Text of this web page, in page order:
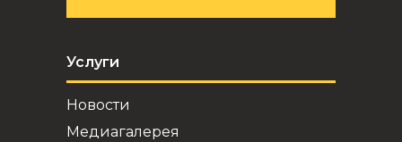
Услуги
Новости
Медиагалерея